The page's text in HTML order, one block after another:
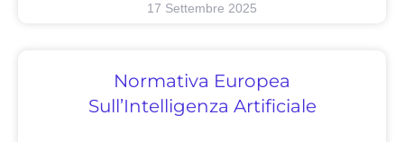
17 Settembre 2025
Normativa Europea
Sull’Intelligenza Artificiale